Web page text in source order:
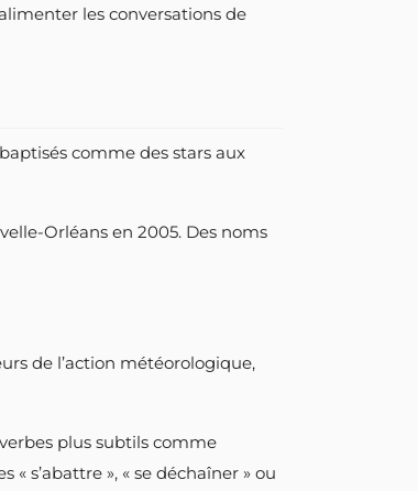
les conversations de
comme des stars aux
Orléans en 2005. Des noms
de l’action météorologique,
plus subtils comme
s’abattre », « se déchaîner » ou